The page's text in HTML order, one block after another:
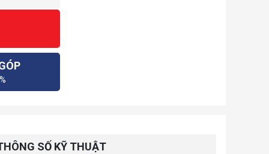
SỐ KỸ THUẬT